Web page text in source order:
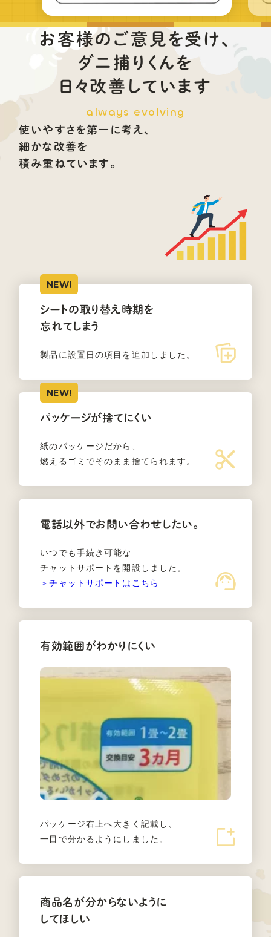
お客様のご意見を受け、
ダニ捕りくんを
日々改善しています
always evolving
使いやすさを第一に考え、
細かな改善を
積み重ねています。
シートの取り替え時期を
忘れてしまう
製品に設置日の項目を追加しました。
パッケージが捨てにくい
紙のパッケージだから、
燃えるゴミでそのまま 捨てられます。
電話以外でお問い合わせしたい。
いつでも手続き可能な
チャットサポートを開設しました。
＞チャットサポートはこちら
有効範囲がわかりにくい
パッケージ右上へ大きく記載し、
一目で分かるようにしました。
商品名が分からないように
してほしい